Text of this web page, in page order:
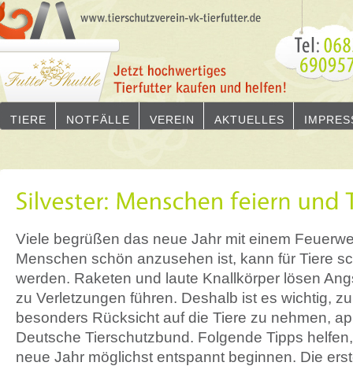
TIERE NOTFÄLLE VEREIN AKTUELLES
Viele begrüßen das neue Jahr mit einem
Menschen schön anzusehen ist, kann für Tiere
werden. Raketen und laute Knallkörper lösen
zu Verletzungen führen. Deshalb ist es wichtig,
besonders Rücksicht auf die Tiere zu nehmen,
Deutsche Tierschutzbund. Folgende Tipps
neue Jahr möglichst entspannt beginnen. Die